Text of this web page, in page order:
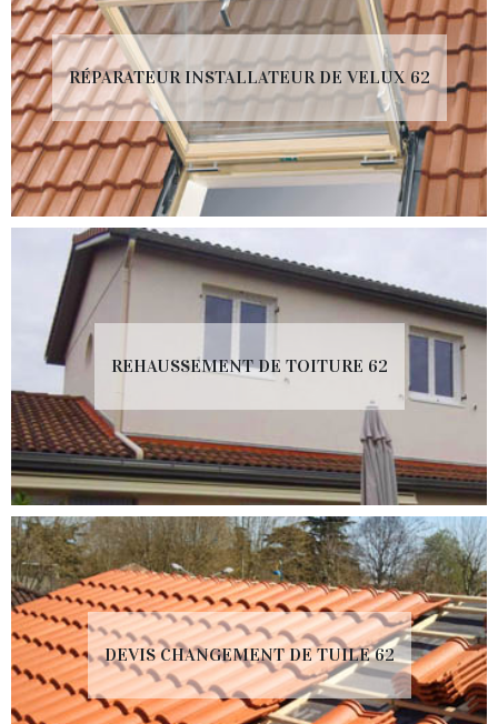
RÉPARATEUR INSTALLATEUR DE VELUX 62
REHAUSSEMENT DE TOITURE 62
DEVIS CHANGEMENT DE TUILE 62